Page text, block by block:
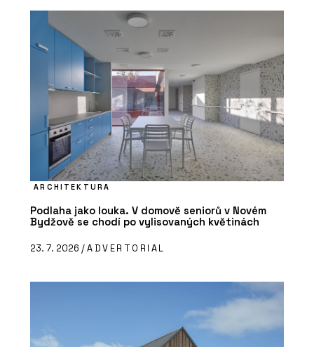
ARCHITEKTURA
Podlaha jako louka. V domově seniorů v Novém
Bydžově se chodí po vylisovaných květinách
23. 7. 2026 /ADVERTORIAL